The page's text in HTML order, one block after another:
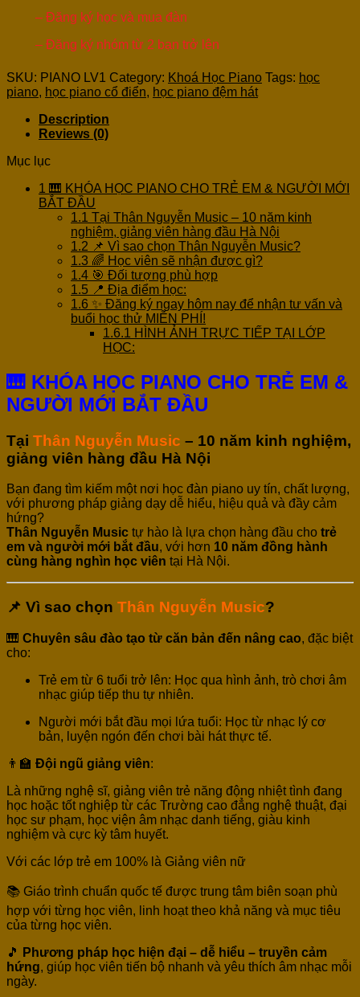
– Đăng ký học và mua đàn
– Đăng ký nhóm từ 2 bạn trở lên
SKU: PIANO LV1 Category: Khoá Học Piano Tags: học
piano, học piano cổ điển, học piano đệm hát
Description
Reviews (0)
Mục lục
1 🎹 KHÓA HỌC PIANO CHO TRẺ EM & NGƯỜI MỚI
BẮT ĐẦU
1.1 Tại Thân Nguyễn Music – 10 năm kinh
nghiệm, giảng viên hàng đầu Hà Nội
1.2 📌 Vì sao chọn Thân Nguyễn Music?
1.3 🌈 Học viên sẽ nhận được gì?
1.4 🎯 Đối tượng phù hợp
1.5 📍 Địa điểm học:
1.6 ✨ Đăng ký ngay hôm nay để nhận tư vấn và
buổi học thử MIỄN PHÍ!
1.6.1 HÌNH ẢNH TRỰC TIẾP TẠI LỚP
HỌC:
🎹 KHÓA HỌC PIANO CHO TRẺ EM &
NGƯỜI MỚI BẮT ĐẦU
Tại Thân Nguyễn Music – 10 năm kinh nghiệm,
giảng viên hàng đầu Hà Nội
Bạn đang tìm kiếm một nơi học đàn piano uy tín, chất lượng,
với phương pháp giảng dạy dễ hiểu, hiệu quả và đầy cảm
hứng?
Thân Nguyễn Music tự hào là lựa chọn hàng đầu cho trẻ
em và người mới bắt đầu, với hơn 10 năm đồng hành
cùng hàng nghìn học viên tại Hà Nội.
📌 Vì sao chọn Thân Nguyễn Music?
🎹 Chuyên sâu đào tạo từ căn bản đến nâng cao, đặc biệt
cho:
Trẻ em từ 6 tuổi trở lên: Học qua hình ảnh, trò chơi âm
nhạc giúp tiếp thu tự nhiên.
Người mới bắt đầu mọi lứa tuổi: Học từ nhạc lý cơ
bản, luyện ngón đến chơi bài hát thực tế.
👨‍🏫 Đội ngũ giảng viên:
Là những nghệ sĩ, giảng viên trẻ năng động nhiệt tình đang
học hoặc tốt nghiệp từ các Trường cao đẳng nghệ thuật, đại
học sư phạm, học viện âm nhạc danh tiếng, giàu kinh
nghiệm và cực kỳ tâm huyết.
Với các lớp trẻ em 100% là Giảng viên nữ
📚 Giáo trình chuẩn quốc tế được trung tâm biên soạn phù
hợp với từng học viên, linh hoạt theo khả năng và mục tiêu
của từng học viên.
🎵
Phương pháp học hiện đại – dễ hiểu – truyền cảm
hứng, giúp học viên tiến bộ nhanh và yêu thích âm nhạc mỗi
ngày.